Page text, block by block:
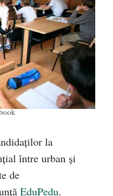
la
între urban și
de
EduPedu.